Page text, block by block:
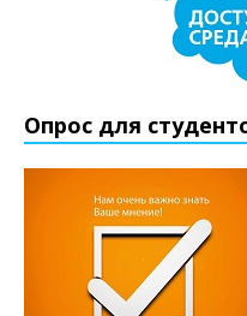
Опрос для